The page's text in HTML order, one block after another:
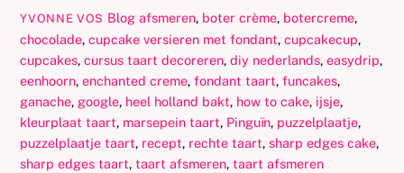
YVONNE VOS Blog afsmeren, boter crème, botercreme,
chocolade,cupcake versieren met fondant,cupcakecup,
cupcakes,cursus taart decoreren,diy nederlands,easydrip,
eenhoorn,enchanted creme,fondant taart,funcakes,
ganache, google, heel holland bakt, how to cake, ijsje,
kleurplaat taart, marsepein taart, Pinguïn, puzzelplaatje,
puzzelplaatje taart, recept, rechte taart,sharp edges cake,
sharp edges taart,taart afsmeren,taart afsmeren